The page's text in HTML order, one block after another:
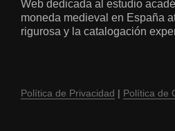
Web dedicada al estudio
moneda medieval en España
rigurosa y la catalogación
Política de Privacidad | Política de